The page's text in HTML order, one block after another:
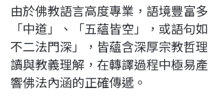
由於佛教語言高度專業，語境豐富
「中道」、「五蘊皆空」，或語句
不二法門深」，皆蘊含深厚宗教哲
讀與教義理解，在轉譯過程中極易
響佛法內涵的正確傳遞。